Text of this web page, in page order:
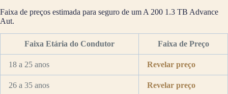
Faixa de preços estimada para seguro de um A 200 1.3 TB Advance
Aut.
Faixa Etária do Condutor Faixa de Preço
18 a 25 anos Revelar preço
26 a 35 anos Revelar preço